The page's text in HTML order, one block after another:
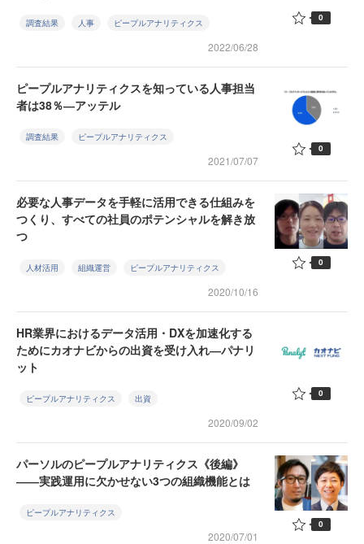
調査結果 人事 ピープルアナリティクス
2022/06/28
0
ピープルアナリティクスを知っている人事担当
者は38％―アッテル
調査結果 ピープルアナリティクス
2021/07/07
0
必要な人事データを手軽に活用できる仕組みを
つくり、すべての社員のポテンシャルを解き放
つ
人材活用 組織運営 ピープルアナリティクス
2020/10/16
0
HR業界におけるデータ活用・DXを加速化する
ためにカオナビからの出資を受け入れ―パナリ
ット
ピープルアナリティクス 出資
2020/09/02
0
パーソルのピープルアナリティクス《後編》
――実践運用に欠かせない3つの組織機能とは
ピープルアナリティクス
2020/07/01
0